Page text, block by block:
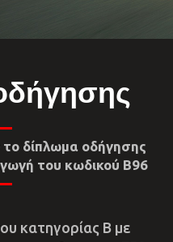
δίπλωμα οδήγησης
του κωδικού Β96
κατηγορίας Β με